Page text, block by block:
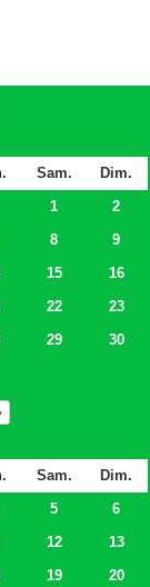
Sam.
Dim.
1
2
8
9
15
16
22
23
29
30
Sam.
Dim.
5
6
12
13
19
20